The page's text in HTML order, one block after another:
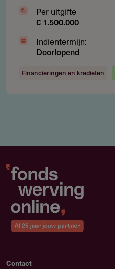
Per uitgifte
€ 1.500.000
Indientermijn:
Doorlopend
Financieringen en kredieten
Contact